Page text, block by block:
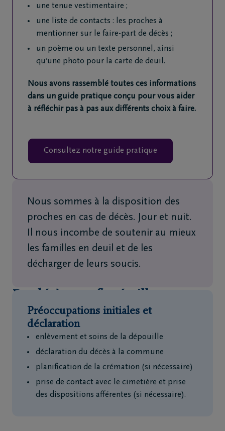
une tenue vestimentaire ;
une liste de contacts : les proches à
mentionner sur le faire-part de décès ;
un poème ou un texte personnel, ainsi
qu’une photo pour la carte de deuil.
Nous avons rassemblé toutes ces informations
dans un guide pratique conçu pour vous aider
à réfléchir pas à pas aux différents choix à faire.
Consultez notre guide pratique
Nous sommes à la disposition des
proches en cas de décès. Jour et nuit.
Il nous incombe de soutenir au mieux
les familles en deuil et de les
décharger de leurs soucis.
Du décès aux funérailles
Préoccupations initiales et
déclaration
enlèvement et soins de la dépouille
déclaration du décès à la commune
planification de la crémation (si nécessaire)
prise de contact avec le cimetière et prise
des dispositions afférentes (si nécessaire).